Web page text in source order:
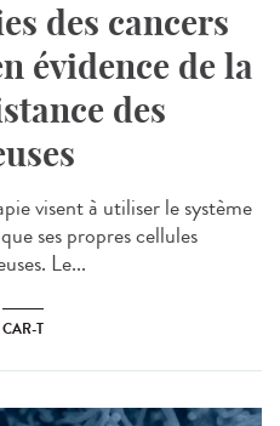
des cancers
évidence de la
des
visent à utiliser le système
ses propres cellules
Le...
CAR-T